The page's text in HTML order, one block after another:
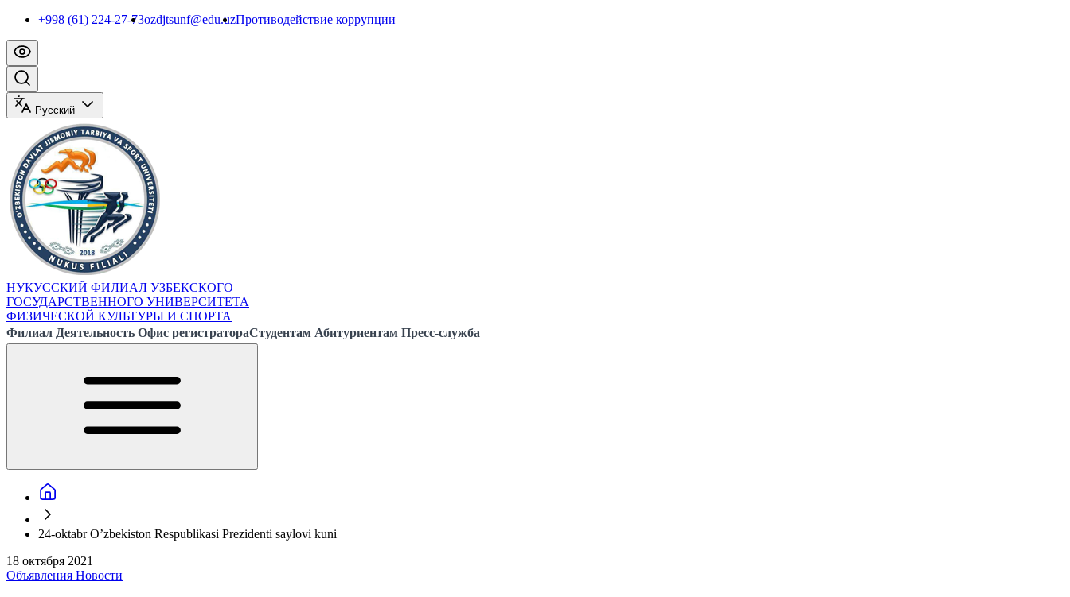
+998 (61) 224-27-73ozdjtsunf@edu.uzПротиводействие коррупции
Русский
НУКУССКИЙ ФИЛИАЛ УЗБЕКСКОГО
ГОСУДАРСТВЕННОГО УНИВЕРСИТЕТА
ФИЗИЧЕСКОЙ КУЛЬТУРЫ И СПОРТА
Филиал Деятельность Офис регистратораСтудентам Абитуриентам Пресс-служба
24-oktabr O’zbekiston Respublikasi Prezidenti saylovi kuni
18 октября 2021
Объявления Новости